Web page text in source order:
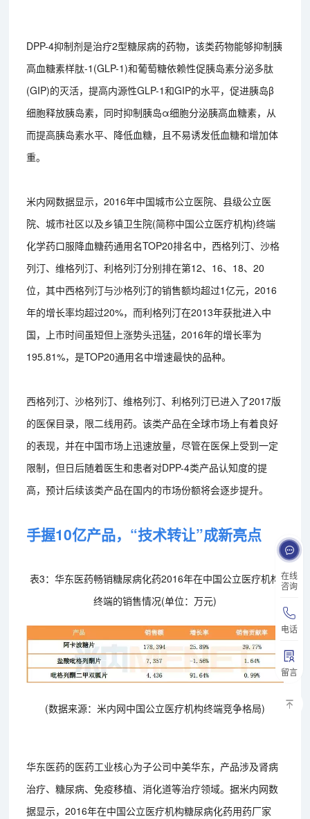
在线
咨询
电话
留言
DPP-4抑制剂是治疗2型糖尿病的药物，该类药物能够抑制胰
高血糖素样肽-1(GLP-1)和葡萄糖依赖性促胰岛素分泌多肽
(GIP)的灭活，提高内源性GLP-1和GIP的水平，促进胰岛β
细胞释放胰岛素，同时抑制胰岛α细胞分泌胰高血糖素，从
而提高胰岛素水平、降低血糖，且不易诱发低血糖和增加体
重。
米内网数据显示，2016年中国城市公立医院、县级公立医
院、城市社区以及乡镇卫生院(简称中国公立医疗机构)终端
化学药口服降血糖药通用名TOP20排名中，西格列汀、沙格
列汀、维格列汀、利格列汀分别排在第12、16、18、20
位，其中西格列汀与沙格列汀的销售额均超过1亿元，2016
年的增长率均超过20%，而利格列汀在2013年获批进入中
国，上市时间虽短但上涨势头迅猛，2016年的增长率为
195.81%，是TOP20通用名中增速最快的品种。
西格列汀、沙格列汀、维格列汀、利格列汀已进入了2017版
的医保目录，限二线用药。该类产品在全球市场上有着良好
的表现，并在中国市场上迅速放量，尽管在医保上受到一定
限制，但日后随着医生和患者对DPP-4类产品认知度的提
高，预计后续该类产品在国内的市场份额将会逐步提升。
手握10亿产品，“技术转让”成新亮点
表3：华东医药畅销糖尿病化药2016年在中国公立医疗机构
终端的销售情况(单位：万元)
(数据来源：米内网中国公立医疗机构终端竞争格局)
华东医药的医药工业核心为子公司中美华东，产品涉及肾病
治疗、糖尿病、免疫移植、消化道等治疗领域。据米内网数
据显示，2016年在中国公立医疗机构糖尿病化药用药厂家